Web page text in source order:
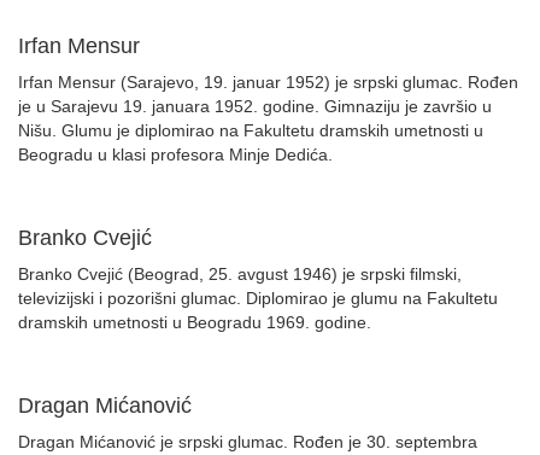
Irfan Mensur
Irfan Mensur (Sarajevo, 19. januar 1952) je srpski glumac. Rođen
je u Sarajevu 19. januara 1952. godine. Gimnaziju je završio u
Nišu. Glumu je diplomirao na Fakultetu dramskih umetnosti u
Beogradu u klasi profesora Minje Dedića.
Branko Cvejić
Branko Cvejić (Beograd, 25. avgust 1946) je srpski filmski,
televizijski i pozorišni glumac. Diplomirao je glumu na Fakultetu
dramskih umetnosti u Beogradu 1969. godine.
Dragan Mićanović
Dragan Mićanović je srpski glumac. Rođen je 30. septembra